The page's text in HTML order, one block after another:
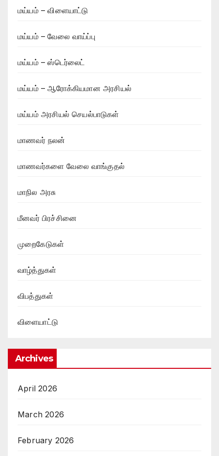
மய்யம் – விளையாட்டு
மய்யம் – வேலை வாய்ப்பு
மய்யம் – ஸ்டெர்லைட்
மய்யம் – ஆரோக்கியமான அரசியல்
மய்யம் அரசியல் செயல்பாடுகள்
மாணவர் நலன்
மாணவர்களை வேலை வாங்குதல்
மாநில அரசு
மீனவர் பிரச்சினை
முறைகேடுகள்
வாழ்த்துகள்
விபத்துகள்
விளையாட்டு
Archives
April 2026
March 2026
February 2026